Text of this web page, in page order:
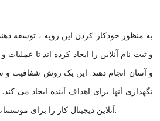
به منظور خودكار كردن این رویه ، توسعه
و ثبت نام آنلاین را ایجاد كرده اند تا عملیات
و آسان انجام دهند. این یک روش شفافیت و
نگهداری آنها برای اهداف آینده ایجاد می
آنلاین دیجیتال کار را برای موسسات و دانشجویان آسان می کند.